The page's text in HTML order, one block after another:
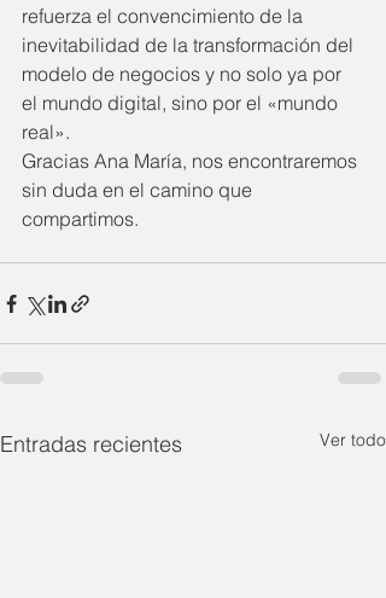
refuerza el convencimiento de la
inevitabilidad de la transformación del
modelo de negocios y no solo ya por
el mundo digital, sino por el «mundo
real».
Gracias Ana María, nos encontraremos
sin duda en el camino que
compartimos.
Entradas recientes Ver todo